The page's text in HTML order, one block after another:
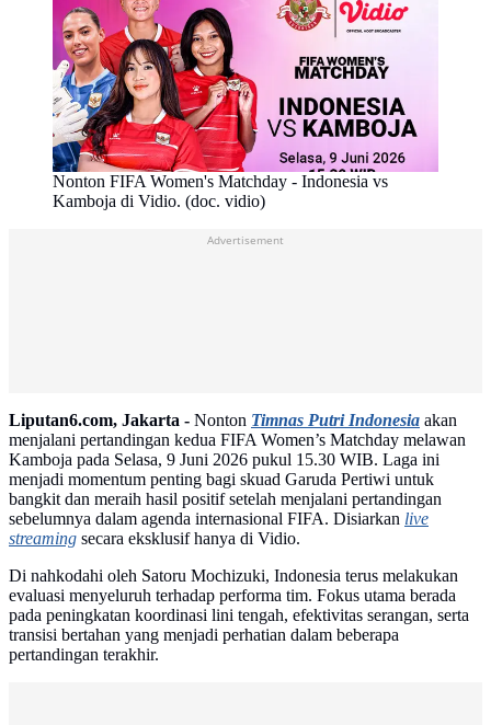
Nonton FIFA Women's Matchday - Indonesia vs
Kamboja di Vidio. (doc. vidio)
Advertisement
Liputan6.com, Jakarta - Nonton Timnas Putri Indonesia akan
menjalani pertandingan kedua FIFA Women’s Matchday melawan
Kamboja pada Selasa, 9 Juni 2026 pukul 15.30 WIB. Laga ini
menjadi momentum penting bagi skuad Garuda Pertiwi untuk
bangkit dan meraih hasil positif setelah menjalani pertandingan
sebelumnya dalam agenda internasional FIFA. Disiarkan live
streaming secara eksklusif hanya di Vidio.
Di nahkodahi oleh Satoru Mochizuki, Indonesia terus melakukan
evaluasi menyeluruh terhadap performa tim. Fokus utama berada
pada peningkatan koordinasi lini tengah, efektivitas serangan, serta
transisi bertahan yang menjadi perhatian dalam beberapa
pertandingan terakhir.